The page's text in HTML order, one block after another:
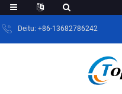
Deitu: +86-13682786242